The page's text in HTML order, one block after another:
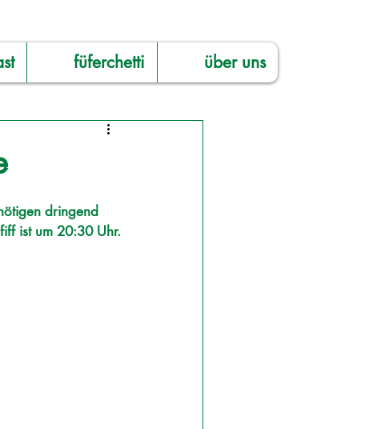
füferchetti über uns
dringend
ist um 20:30 Uhr.